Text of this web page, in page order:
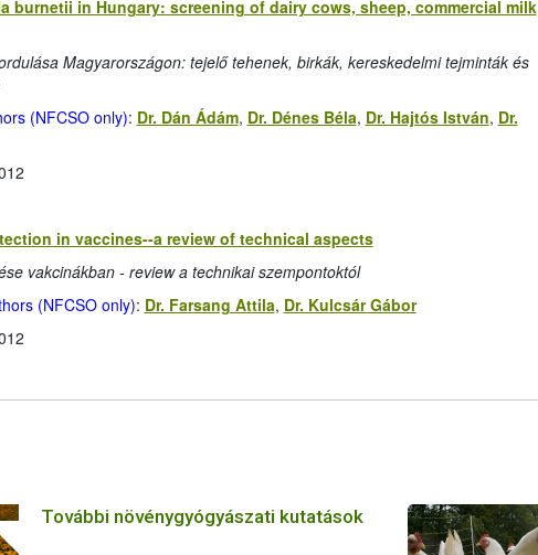
burnetii in Hungary: screening of dairy cows, sheep, commercial milk
Magyarországon: tejelő tehenek, birkák, kereskedelmi tejminták és
(NFCSO only): Dr. Dán Ádám, Dr. Dénes Béla, Dr. Hajtós István, Dr.
in vaccines--a review of technical aspects
vakcinákban - review a technikai szempontoktól
(NFCSO only): Dr. Farsang Attila, Dr. Kulcsár Gábor
További növénygyógyászati kutatások